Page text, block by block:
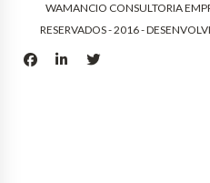
WAMANCIO CONSULTORIA
RESERVADOS - 2016 -